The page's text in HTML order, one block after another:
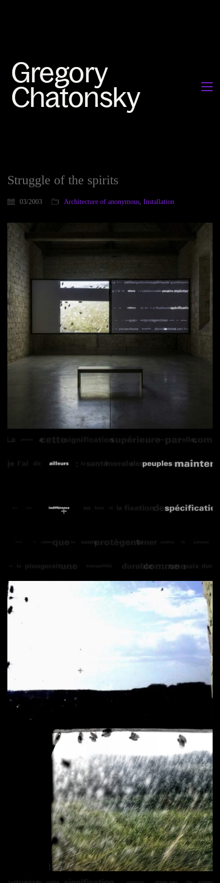
Struggle of the spirits
03/2003 Architecture of anonymous, Installation